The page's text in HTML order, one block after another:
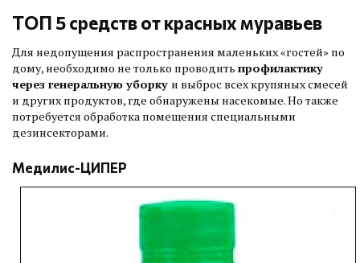
ТОП 5 средств от красных муравьев
Для недопущения распространения маленьких «гостей» по
дому, необходимо не только проводить профилактику
через генеральную уборку и выброс всех крупяных смесей
и других продуктов, где обнаружены насекомые. Но также
потребуется обработка помещения специальными
дезинсекторами.
Медилис-ЦИПЕР